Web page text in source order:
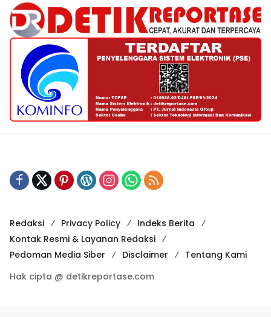
Redaksi Privacy Policy
Indeks Berita
Kontak Resmi & Layanan Redaksi
Pedoman Media Siber
Disclaimer
Tentang Kami
Hak cipta @ detikreportase.com